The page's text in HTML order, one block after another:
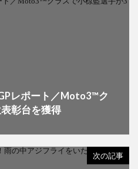
レポート／Moto3™ク
彰台を獲得
次の記事